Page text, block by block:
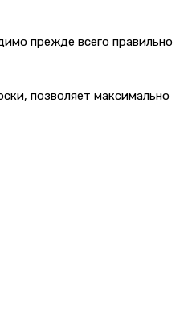
прежде всего правильно
позволяет максимально